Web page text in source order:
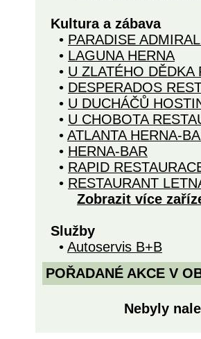
Kultura a zábava
• PARADISE
• LAGUNA HERNA
• U ZLATÉHO DĚDKA
• DESPERADOS
• U DUCHÁČŮ
• U CHOBOTA
• ATLANTA HERNA-
• HERNA-BAR
• RAPID
• RESTAURANT
Zobrazit více
Služby
• Autoservis B+B
POŘADANÉ AKCE V
Nebyly